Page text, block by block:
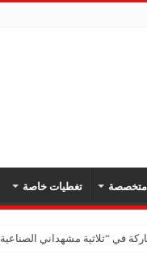
تغطيات خاصة
مشهداني الصناعية 2026” بدمشق